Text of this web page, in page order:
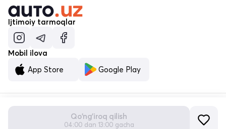
Qo'ng'iroq qilish
04:00 dan 13:00 gacha
Ijtimoiy tarmoqlar
Mobil ilova
App Store
Google Play
© «MALUMOTNOMA» MChJ 2023–2026